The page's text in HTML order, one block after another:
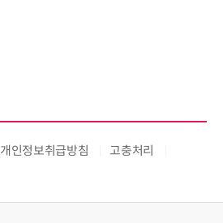
개인정보취급방침
고충처리